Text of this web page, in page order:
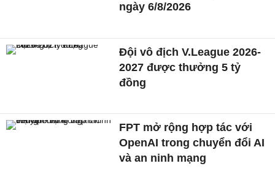
ngày 6/8/2026
Đội vô địch V.League 2026-
2027 được thưởng 5 tỷ
đồng
FPT mở rộng hợp tác với
OpenAI trong chuyển đổi AI
và an ninh mạng